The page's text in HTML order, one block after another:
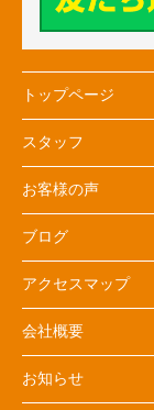
トップページ
スタッフ
お客様の声
ブログ
アクセスマップ
会社概要
お知らせ